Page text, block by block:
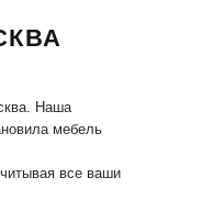
Наша
мебель
все ваши